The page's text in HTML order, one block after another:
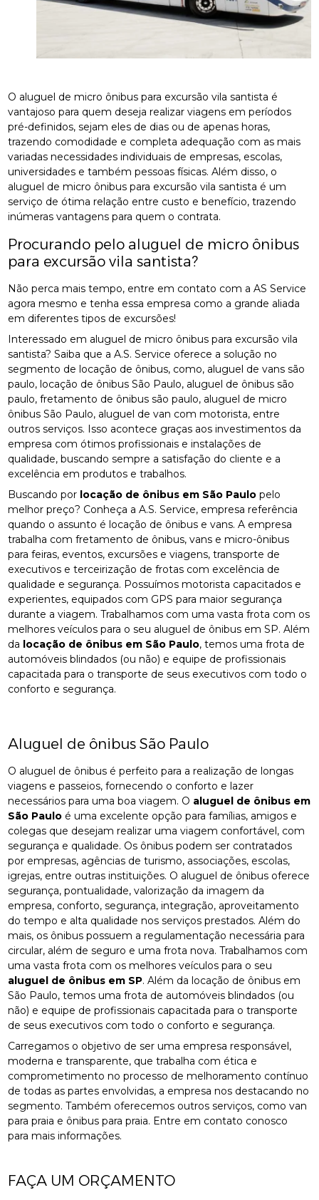
O aluguel de micro ônibus para excursão vila santista é
vantajoso para quem deseja realizar viagens em períodos
pré-definidos, sejam eles de dias ou de apenas horas,
trazendo comodidade e completa adequação com as mais
variadas necessidades individuais de empresas, escolas,
universidades e também pessoas físicas. Além disso, o
aluguel de micro ônibus para excursão vila santista é um
serviço de ótima relação entre custo e benefício, trazendo
inúmeras vantagens para quem o contrata.
Procurando pelo aluguel de micro ônibus
para excursão vila santista?
Não perca mais tempo, entre em contato com a AS Service
agora mesmo e tenha essa empresa como a grande aliada
em diferentes tipos de excursões!
Interessado em aluguel de micro ônibus para excursão vila
santista? Saiba que a A.S. Service oferece a solução no
segmento de locação de ônibus, como, aluguel de vans são
paulo, locação de ônibus São Paulo, aluguel de ônibus são
paulo, fretamento de ônibus são paulo, aluguel de micro
ônibus São Paulo, aluguel de van com motorista, entre
outros serviços. Isso acontece graças aos investimentos da
empresa com ótimos profissionais e instalações de
qualidade, buscando sempre a satisfação do cliente e a
excelência em produtos e trabalhos.
Buscando por locação de ônibus em São Paulo pelo
melhor preço? Conheça a A.S. Service, empresa referência
quando o assunto é locação de ônibus e vans. A empresa
trabalha com fretamento de ônibus, vans e micro-ônibus
para feiras, eventos, excursões e viagens, transporte de
executivos e terceirização de frotas com excelência de
qualidade e segurança. Possuímos motorista capacitados e
experientes, equipados com GPS para maior segurança
durante a viagem. Trabalhamos com uma vasta frota com os
melhores veículos para o seu aluguel de ônibus em SP. Além
da locação de ônibus em São Paulo, temos uma frota de
automóveis blindados (ou não) e equipe de profissionais
capacitada para o transporte de seus executivos com todo o
conforto e segurança.
Aluguel de ônibus São Paulo
O aluguel de ônibus é perfeito para a realização de longas
viagens e passeios, fornecendo o conforto e lazer
necessários para uma boa viagem. O aluguel de ônibus em
São Paulo é uma excelente opção para famílias, amigos e
colegas que desejam realizar uma viagem confortável, com
segurança e qualidade. Os ônibus podem ser contratados
por empresas, agências de turismo, associações, escolas,
igrejas, entre outras instituições. O aluguel de ônibus oferece
segurança, pontualidade, valorização da imagem da
empresa, conforto, segurança, integração, aproveitamento
do tempo e alta qualidade nos serviços prestados. Além do
mais, os ônibus possuem a regulamentação necessária para
circular, além de seguro e uma frota nova. Trabalhamos com
uma vasta frota com os melhores veículos para o seu
aluguel de ônibus em SP. Além da locação de ônibus em
São Paulo, temos uma frota de automóveis blindados (ou
não) e equipe de profissionais capacitada para o transporte
de seus executivos com todo o conforto e segurança.
Carregamos o objetivo de ser uma empresa responsável,
moderna e transparente, que trabalha com ética e
comprometimento no processo de melhoramento contínuo
de todas as partes envolvidas, a empresa nos destacando no
segmento. Também oferecemos outros serviços, como van
para praia e ônibus para praia. Entre em contato conosco
para mais informações.
FAÇA UM ORÇAMENTO